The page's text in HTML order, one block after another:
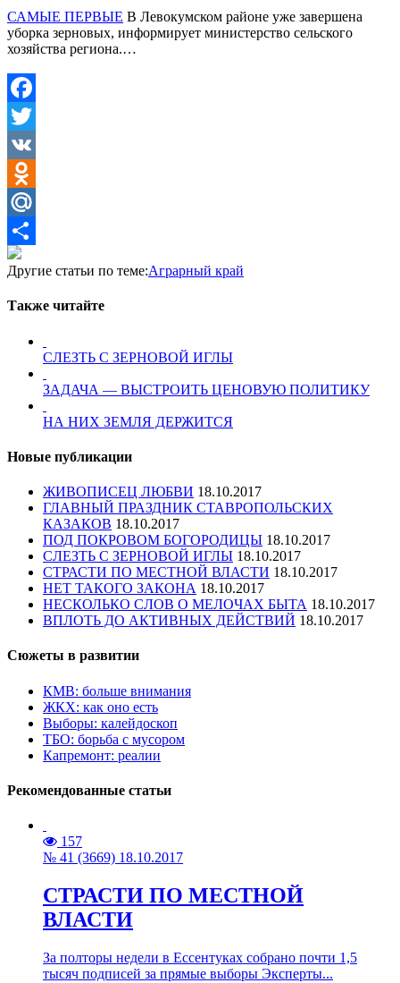
САМЫЕ ПЕРВЫЕ В Левокумском районе уже завершена
уборка зерновых, информирует министерство сельского
хозяйства региона.…
Facebook
Twitter
VK
Odnoklassniki
Mail.Ru
Отправить
Другие статьи по теме:Аграрный край
Также читайте
СЛЕЗТЬ С ЗЕРНОВОЙ ИГЛЫ
ЗАДАЧА — ВЫСТРОИТЬ ЦЕНОВУЮ ПОЛИТИКУ
НА НИХ ЗЕМЛЯ ДЕРЖИТСЯ
Новые публикации
ЖИВОПИСЕЦ ЛЮБВИ 18.10.2017
ГЛАВНЫЙ ПРАЗДНИК СТАВРОПОЛЬСКИХ
КАЗАКОВ 18.10.2017
ПОД ПОКРОВОМ БОГОРОДИЦЫ 18.10.2017
СЛЕЗТЬ С ЗЕРНОВОЙ ИГЛЫ 18.10.2017
СТРАСТИ ПО МЕСТНОЙ ВЛАСТИ 18.10.2017
НЕТ ТАКОГО ЗАКОНА 18.10.2017
НЕСКОЛЬКО СЛОВ О МЕЛОЧАХ БЫТА 18.10.2017
ВПЛОТЬ ДО АКТИВНЫХ ДЕЙСТВИЙ 18.10.2017
Сюжеты в развитии
КМВ: больше внимания
ЖКХ: как оно есть
Выборы: калейдоскоп
ТБО: борьба с мусором
Капремонт: реалии
Рекомендованные статьи
157
№ 41 (3669) 18.10.2017
СТРАСТИ ПО МЕСТНОЙ
ВЛАСТИ
За полторы недели в Ессентуках собрано почти 1,5
тысяч подписей за прямые выборы Эксперты...